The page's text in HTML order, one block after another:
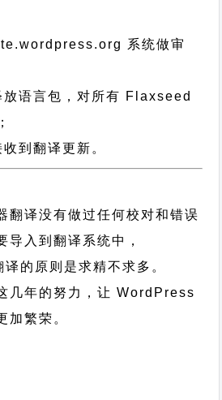
系统做审
放语言包，对所有 Flaxseed
到翻译更新。
翻译没有做过任何校对和错误
导入到翻译系统中，
的原则 是求精不求多。
几年的努力，让 WordPress
加繁荣。